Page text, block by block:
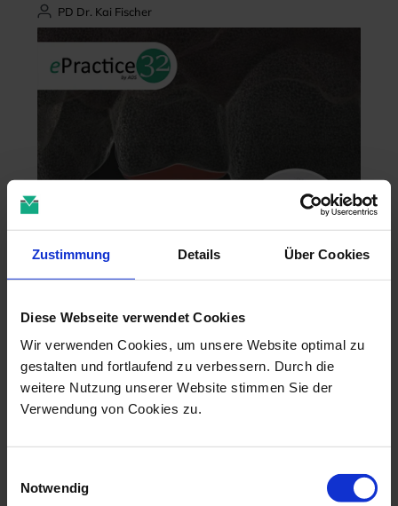
Zustimmung Details Über Cookies
Diese Webseite verwendet Cookies
Wir verwenden Cookies, um unsere Website optimal zu
gestalten und fortlaufend zu verbessern. Durch die
weitere Nutzung unserer Website stimmen Sie der
Verwendung von Cookies zu.
Notwendig
PD Dr. Kai Fischer
Zahntechnik im 4D-Zeitalter
04.11.26 - 04.11.26
online
Dr. Christian Leonhardt